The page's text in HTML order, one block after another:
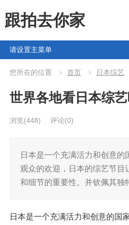
跟拍去你家
请设置主菜单
您所在的位置 首页 日本综艺
世界各地看日本综
浏览(448) 评论(0)
日本是一个充满活力和创意的
观众的欢迎，日本的综艺节目
和细节的重要性。并钦佩其独
日本是一个充满活力和创意的国